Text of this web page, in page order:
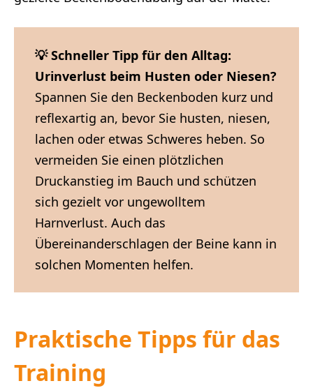
💡 Schneller Tipp für den Alltag:
Urinverlust beim Husten oder Niesen?
Spannen Sie den Beckenboden kurz und
reflexartig an, bevor Sie husten, niesen,
lachen oder etwas Schweres heben. So
vermeiden Sie einen plötzlichen
Druckanstieg im Bauch und schützen
sich gezielt vor ungewolltem
Harnverlust. Auch das
Übereinanderschlagen der Beine kann in
solchen Momenten helfen.
Praktische Tipps für das
Training